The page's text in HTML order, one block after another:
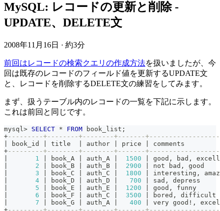
MySQL: レコードの更新と削除 -
UPDATE、DELETE文
2008年11月16日 · 約3分
前回はレコードの検索クエリの作成方法を扱いましたが、今
回は既存のレコードのフィールド値を更新するUPDATE文
と、レコードを削除するDELETE文の練習をしてみます。
まず、扱うテーブル内のレコードの一覧を下記に示します。
これは前回と同じです。
mysql> SELECT * FROM book_list ;
+---------+--------+--------+-------
book_id title author price
+---------+--------+--------+-------
1 book_A auth_A 1500 good , bad ,
2 book_B auth_B 2900 not bad ,
3 book_C auth_C 1800 interesting ,
4 book_D auth_D 700 sad ,
5 book_E auth_E 1200 good ,
6 book_F auth_C 3500 bored ,
7 book_G auth_A 400 very good ! ,